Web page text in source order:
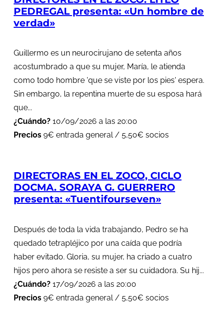
PEDREGAL presenta: «Un hombre de
verdad»
Guillermo es un neurocirujano de setenta años
acostumbrado a que su mujer, María, le atienda
como todo hombre 'que se viste por los pies' espera.
Sin embargo, la repentina muerte de su esposa hará
que...
¿Cuándo? 10/09/2026 a las 20:00
Precios 9€ entrada general / 5,50€ socios
DIRECTORAS EN EL ZOCO, CICLO
DOCMA. SORAYA G. GUERRERO
presenta: «Tuentifourseven»
Después de toda la vida trabajando, Pedro se ha
quedado tetrapléjico por una caída que podría
haber evitado. Gloria, su mujer, ha criado a cuatro
hijos pero ahora se resiste a ser su cuidadora. Su hij...
¿Cuándo? 17/09/2026 a las 20:00
Precios 9€ entrada general / 5,50€ socios